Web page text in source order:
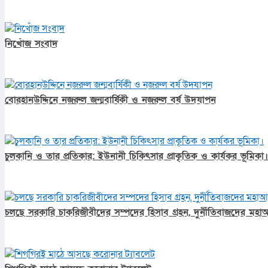
নিখোঁজ সংবাদ
বোরহানউদ্দিনে নজরুল জন্মবার্ষিকী ও নজরুল বর্ষ উদযাপন
চুলকানি ও তার প্রতিকার: ইউনানী চিকিৎসার প্রাকৃতিক ও কার্যকর ভূমিকা।
চলছে সরকারি চাকরিজীবীদের সম্পদের হিসাব গ্রহন, দুর্নীতিবাজদের